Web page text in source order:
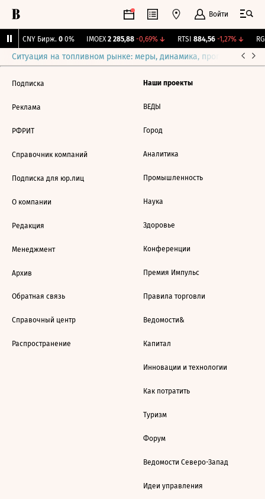
Войти
CNY Бирж. 0 0% IMOEX 2 285,88 -0,69%↓ RTSI 884,56 -1,27%↓
Ситуация на топливном рынке: меры, динамика, прогнозы
Подписка
Реклама
РФРИТ
Справочник компаний
Подписка для юр.лиц
О компании
Редакция
Менеджмент
Архив
Обратная связь
Справочный центр
Распространение
Наши проекты
ВЕДЫ
Город
Аналитика
Промышленность
Наука
Здоровье
Конференции
Премия Импульс
Правила торговли
Ведомости&
Капитал
Инновации и технологии
Как потратить
Туризм
Форум
Ведомости Северо-Запад
Идеи управления